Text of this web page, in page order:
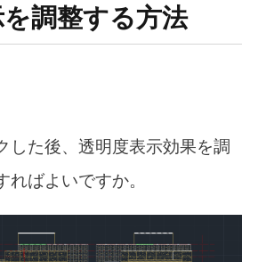
調整する方法
した後、透明度表示効果を調
ばよいですか。